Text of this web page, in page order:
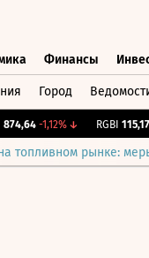
Финансы
Город
-1,12%↓ RGBI 115,17
топливном рынке: